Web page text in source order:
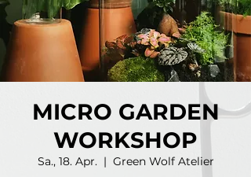
MICRO GARDEN
WORKSHOP
Sa., 18. Apr.
  |
Green Wolf Atelier